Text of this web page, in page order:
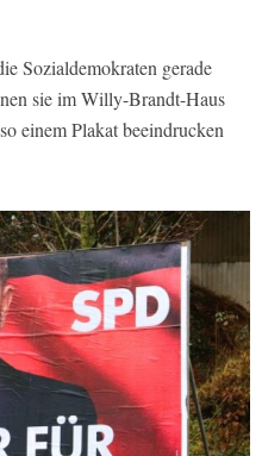
Sozialdemokraten gerade
sie im Willy-Brandt-Haus
einem Plakat beeindrucken